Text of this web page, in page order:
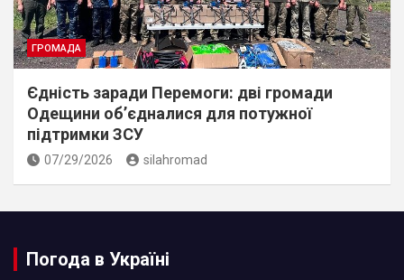
ГРОМАДА
Єдність заради Перемоги: дві громади
Одещини об’єдналися для потужної
підтримки ЗСУ
07/29/2026 silahromad
Погода в Україні